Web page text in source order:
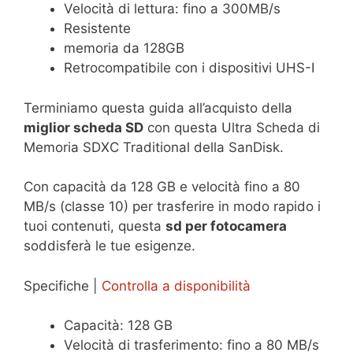
Velocità di lettura: fino a 300MB/s
Resistente
memoria da 128GB
Retrocompatibile con i dispositivi UHS-I
Terminiamo questa guida all’acquisto della
miglior scheda SD con questa Ultra Scheda di
Memoria SDXC Traditional della SanDisk.
Con capacità da 128 GB e velocità fino a 80
MB/s (classe 10) per trasferire in modo rapido i
tuoi contenuti, questa sd per fotocamera
soddisferà le tue esigenze.
Specifiche | Controlla a disponibilità
Capacità: 128 GB
Velocità di trasferimento: fino a 80 MB/s